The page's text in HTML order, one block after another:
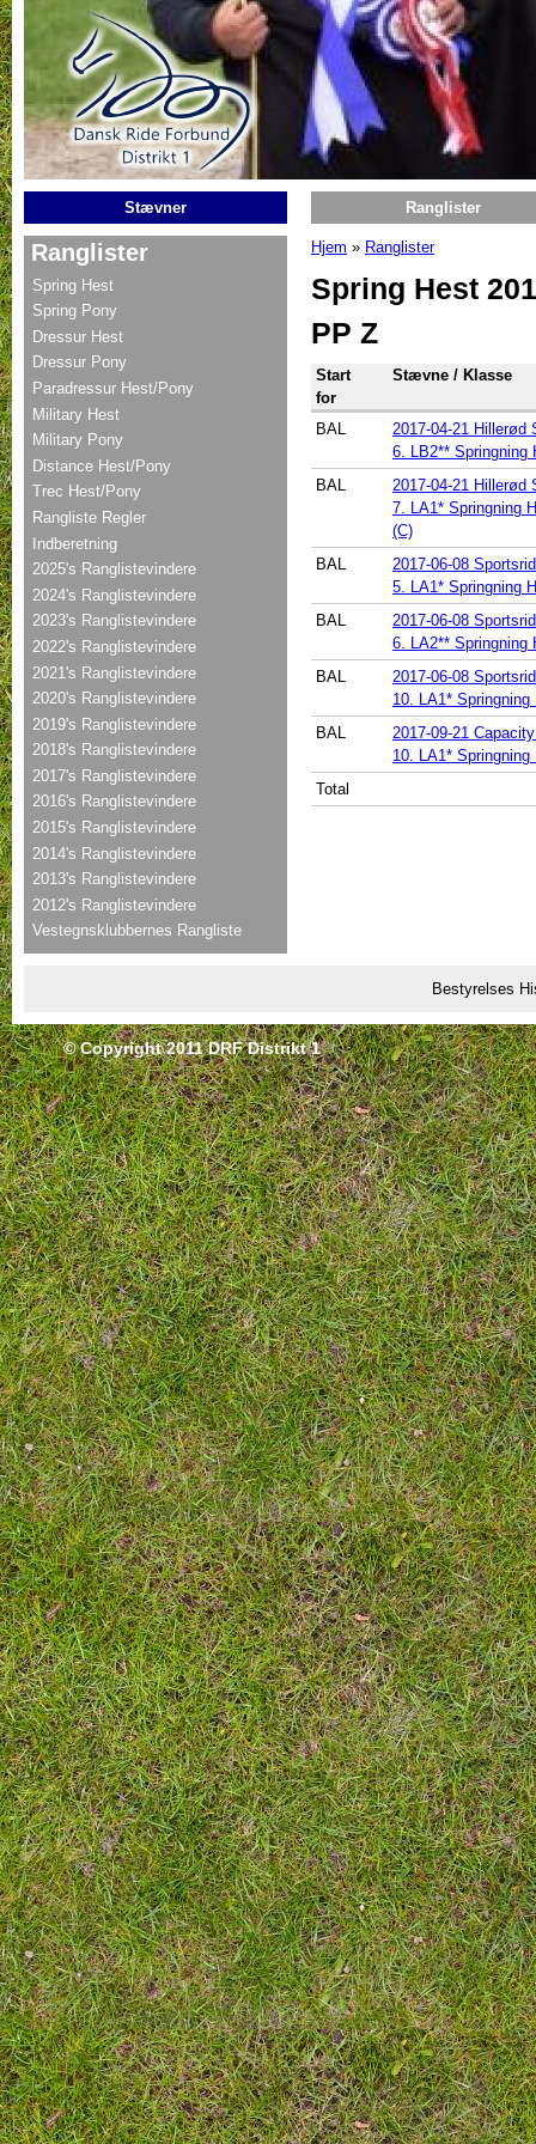
Gå til hovedindhold
Stævner Ranglister
Du er her
Hjem » Ranglister
Spring Hest
PP Z
Start
for
Stævne / Klasse
BAL
2017-04-21 Hillerød
6. LB2** Springning
BAL
2017-04-21 Hillerød
7. LA1* Springning
(C)
BAL
2017-06-08
5. LA1* Springning
BAL
2017-06-08
6. LA2** Springning
BAL
2017-06-08
10. LA1* Springning
BAL
2017-09-21
10. LA1* Springning
Total
Ranglister
Spring Hest
Spring Pony
Dressur Hest
Dressur Pony
Paradressur Hest/Pony
Military Hest
Military Pony
Distance Hest/Pony
Trec Hest/Pony
Rangliste Regler
Indberetning
2025's Ranglistevindere
2024's Ranglistevindere
2023's Ranglistevindere
2022's Ranglistevindere
2021's Ranglistevindere
2020's Ranglistevindere
2019's Ranglistevindere
2018's Ranglistevindere
2017's Ranglistevindere
2016's Ranglistevindere
2015's Ranglistevindere
2014's Ranglistevindere
2013's Ranglistevindere
2012's Ranglistevindere
Vestegnsklubbernes Rangliste
Bestyrelses
© Copyright 2011 DRF Distrikt 1